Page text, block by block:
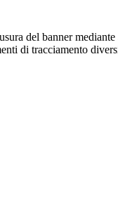
del banner
di tracciamento